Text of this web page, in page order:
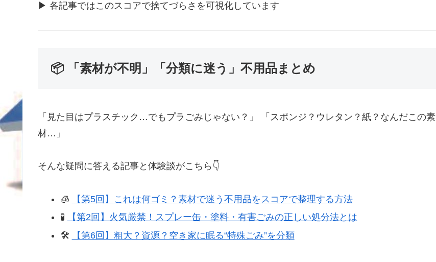
▶ 各記事ではこのスコアで捨てづらさを可視化しています
📦 「素材が不明」「分類に迷う」不用品まとめ
「見た目はプラスチック…でもプラごみじゃない？」 「スポンジ？ウレタン？紙？なんだこの素
材…」
そんな疑問に答える記事と体験談がこちら👇
🧊
【第5回】これは何ゴミ？素材で迷う不用品をスコアで整理する方法
🧪
【第2回】火気厳禁！スプレー缶・塗料・有害ごみの正しい処分法とは
🛠
【第6回】粗大？資源？空き家に眠る“特殊ごみ”を分類